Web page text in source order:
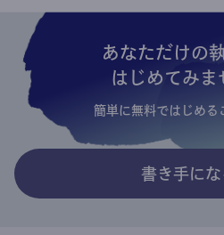
あなただけの
はじめてみま
簡単に無料ではじめる
書き手にな